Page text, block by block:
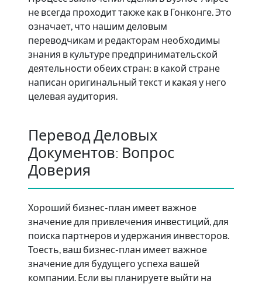
не всегда проходит также как в Гонконге. Это
означает, что нашим деловым
переводчикам и редакторам необходимы
знания в культуре предпринимательской
деятельности обеих стран: в какой стране
написан оригинальный текст и какая у него
целевая аудитория.
Перевод Деловых
Документов: Вопрос
Доверия
Хороший бизнес-план имеет важное
значение для привлечения инвестиций, для
поиска партнеров и удержания инвесторов.
Тоесть, ваш бизнес-план имеет важное
значение для будущего успеха вашей
компании. Если вы планируете выйти на